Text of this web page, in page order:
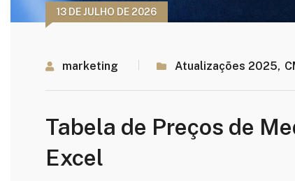
13 DE JULHO DE 2026
marketing Atualizações 2025,
Tabela de Preços de
Excel